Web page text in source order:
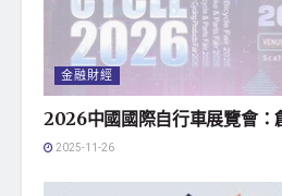
金融財經
2026中國國際自行車展覽會：
2025-11-26